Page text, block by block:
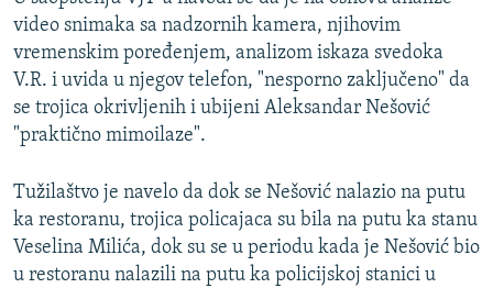
video snimaka sa nadzornih kamera, njihovim
vremenskim poređenjem, analizom iskaza svedoka
V.R. i uvida u njegov telefon, "nesporno zaključeno" da
se trojica okrivljenih i ubijeni Aleksandar Nešović
"praktično mimoilaze".
Tužilaštvo je navelo da dok se Nešović nalazio na putu
ka restoranu, trojica policajaca su bila na putu ka stanu
Veselina Milića, dok su se u periodu kada je Nešović bio
u restoranu nalazili na putu ka policijskoj stanici u